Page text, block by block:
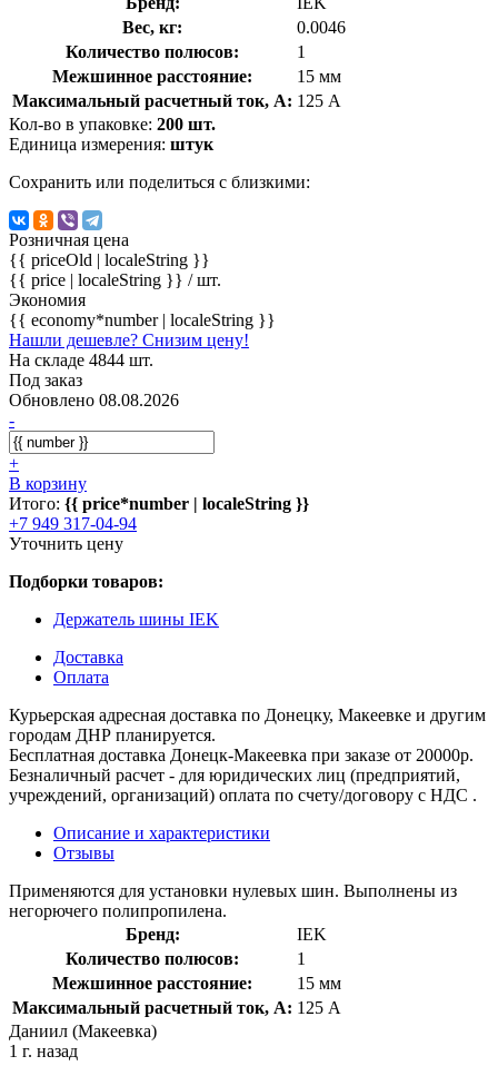
Вес, кг:
0.0046
Количество полюсов:
1
Межшинное расстояние:
15 мм
Максимальный расчетный ток, А: 125 А
Кол-во в упаковке: 200 шт.
Единица измерения: штук
Сохранить или поделиться с близкими:
Розничная цена
{{ priceOld | localeString }}
{{ price | localeString }} / шт.
Экономия
{{ economy*number | localeString }}
Нашли дешевле? Снизим цену!
На складе 4844 шт.
Под заказ
Обновлено 08.08.2026
-
+
В корзину
Итого: {{ price*number | localeString }}
+7 949 317-04-94
Уточнить цену
Подборки товаров:
Держатель шины IEK
Доставка
Оплата
Курьерская адресная доставка по Донецку, Макеевке и другим
городам ДНР планируется.
Бесплатная доставка Донецк-Макеевка при заказе от 20000р.
Безналичный расчет - для юридических лиц (предприятий,
учреждений, организаций) оплата по счету/договору с НДС .
Описание и характеристики
Отзывы
Применяются для установки нулевых шин. Выполнены из
негорючего полипропилена.
Бренд:
IEK
Количество полюсов:
1
Межшинное расстояние:
15 мм
Максимальный расчетный ток, А: 125 А
Даниил (Макеевка)
1 г. назад